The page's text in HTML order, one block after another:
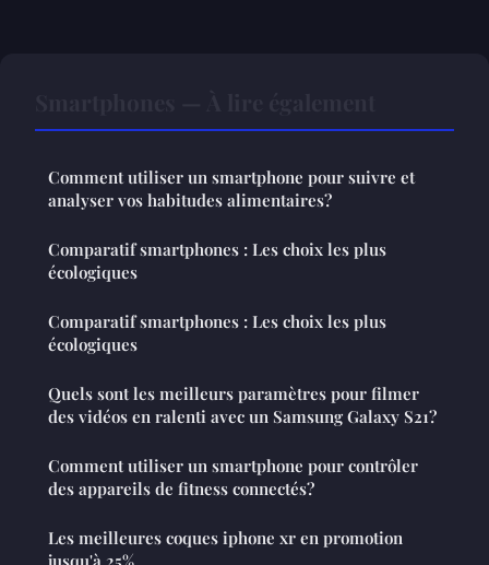
Comment utiliser un smartphone pour suivre et
analyser vos habitudes alimentaires?
Comparatif smartphones : Les choix les plus
écologiques
Comparatif smartphones : Les choix les plus
écologiques
Quels sont les meilleurs paramètres pour filmer
des vidéos en ralenti avec un Samsung Galaxy S21?
Comment utiliser un smartphone pour contrôler
des appareils de fitness connectés?
Les meilleures coques iphone xr en promotion
jusqu'à 25%